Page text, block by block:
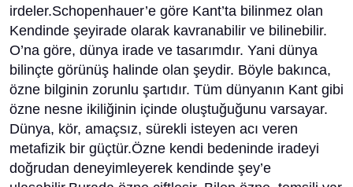
irdeler.Schopenhauer’e göre Kant’ta bilinmez olan
Kendinde şeyirade olarak kavranabilir ve bilinebilir.
O’na göre, dünya irade ve tasarımdır. Yani dünya
bilinçte görünüş halinde olan şeydir. Böyle bakınca,
özne bilginin zorunlu şartıdır. Tüm dünyanın Kant gibi
özne nesne ikiliğinin içinde oluştuğuğunu varsayar.
Dünya, kör, amaçsız, sürekli isteyen acı veren
metafizik bir güçtür.Özne kendi bedeninde iradeyi
doğrudan deneyimleyerek kendinde şey’e